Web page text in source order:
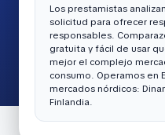
Los prestamistas
solicitud para ofrecer
responsables.
gratuita y fácil de usar
mejor el complejo
consumo. Operamos en
mercados nórdicos:
Finlandia.